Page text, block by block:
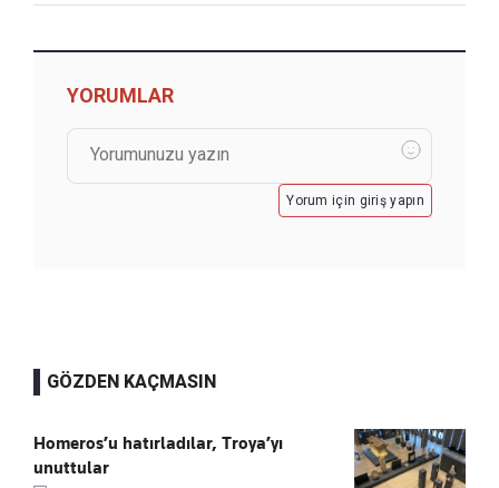
YORUMLAR
Yorum için giriş yapın
GÖZDEN KAÇMASIN
Homeros’u hatırladılar, Troya’yı
unuttular